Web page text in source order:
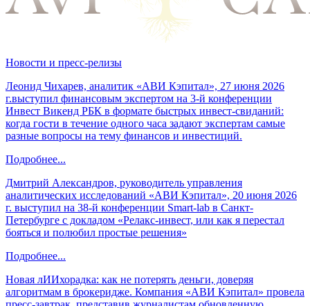
Новости и пресс-релизы
Леонид Чихарев, аналитик «АВИ Кэпитал», 27 июня 2026
г.выступил финансовым экспертом на 3-й конференции
Инвест Викенд РБК в формате быстрых инвест-свиданий:
когда гости в течение одного часа задают экспертам самые
разные вопросы на тему финансов и инвестиций.
Подробнее...
Дмитрий Александров, руководитель управления
аналитических исследований «АВИ Кэпитал», 20 июня 2026
г. выступил на 38-й конференции Smart-lab в Санкт-
Петербурге с докладом «Релакс-инвест, или как я перестал
бояться и полюбил простые решения»
Подробнее...
Новая лИИхорадка: как не потерять деньги, доверяя
алгоритмам в брокеридже. Компания «АВИ Кэпитал» провела